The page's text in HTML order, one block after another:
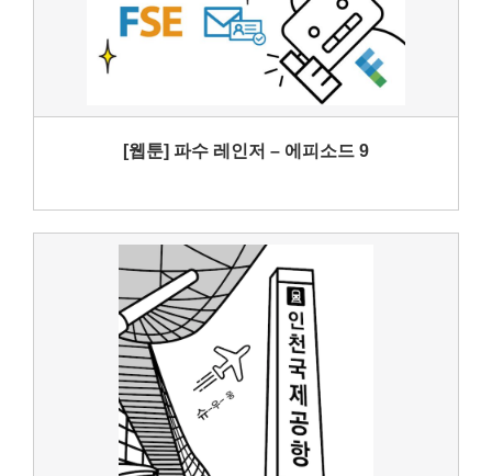
[웹툰] 파수 레인저 – 에피소드 9